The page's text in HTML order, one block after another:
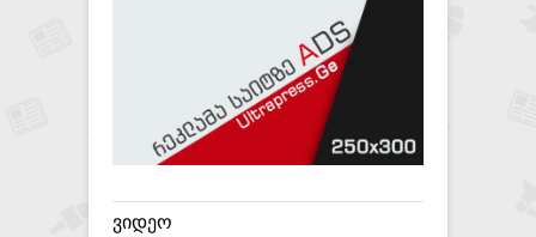
ᲕᲘᲓᲔᲝ